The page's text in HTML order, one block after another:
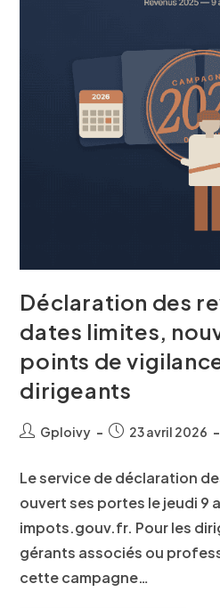
Déclaration des
dates limites,
points de
dirigeants
Gploivy 23 avril 2026
Le service de déclaration
ouvert ses portes le jeudi 9
impots.gouv.fr. Pour les
gérants associés ou
cette campagne…